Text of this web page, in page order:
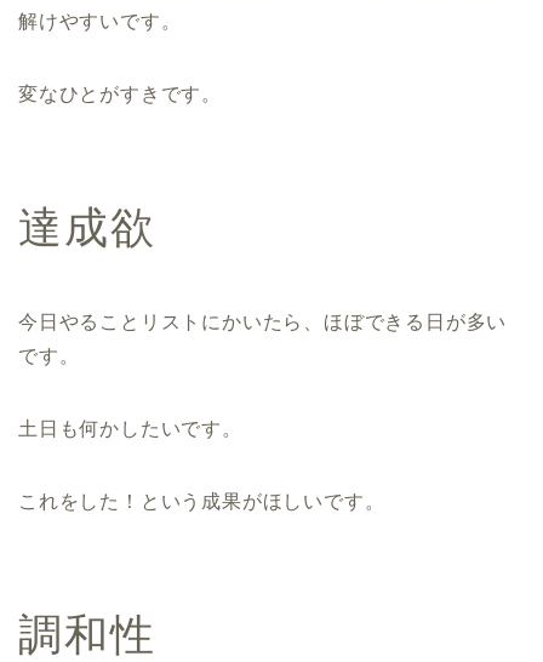
解けやすいです。
変なひとがすきです。
達成欲
今日やることリストにかいたら、ほぼできる日が多い
です。
土日も何かしたいです。
これをした！という成果がほしいです。
調和性